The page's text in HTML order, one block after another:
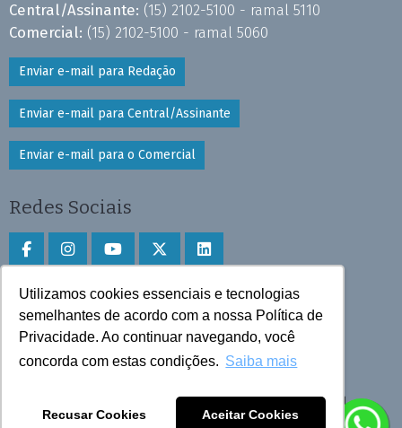
Utilizamos cookies essenciais e tecnologias
semelhantes de acordo com a nossa Política de
Privacidade. Ao continuar navegando, você
concorda com estas condições. Saiba mais
Recusar Cookies Aceitar Cookies
Central/Assinante: (15) 2102-5100 - ramal 5110
Comercial: (15) 2102-5100 - ramal 5060
Enviar e-mail para Redação
Enviar e-mail para Central/Assinante
Enviar e-mail para o Comercial
Redes Sociais
Faça download do aplicativo
Play Store e App Store
Todos os direitos reservados © 2025 Cruzeiro do Sul